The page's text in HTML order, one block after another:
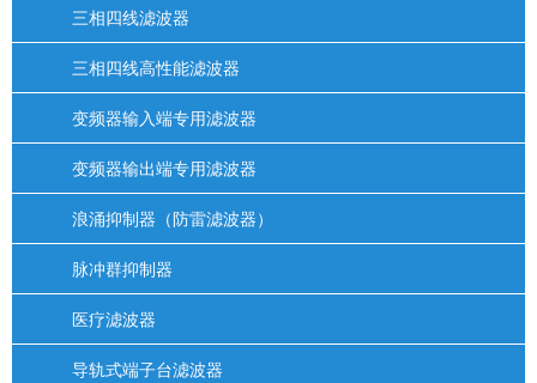
三相四线滤波器
三相四线高性能滤波器
变频器输入端专用滤波器
变频器输出端专用滤波器
浪涌抑制器（防雷滤波器）
脉冲群抑制器
医疗滤波器
导轨式端子台滤波器